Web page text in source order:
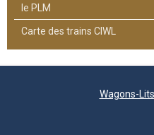
le PLM
Carte des trains CIWL
Wagons-